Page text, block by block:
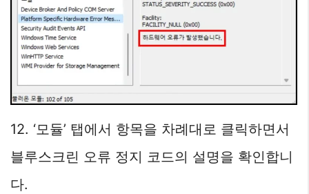
12. ‘모듈’ 탭에서 항목을 차례대로 클릭하면서
블루스크린 오류 정지 코드의 설명을 확인합니
다.